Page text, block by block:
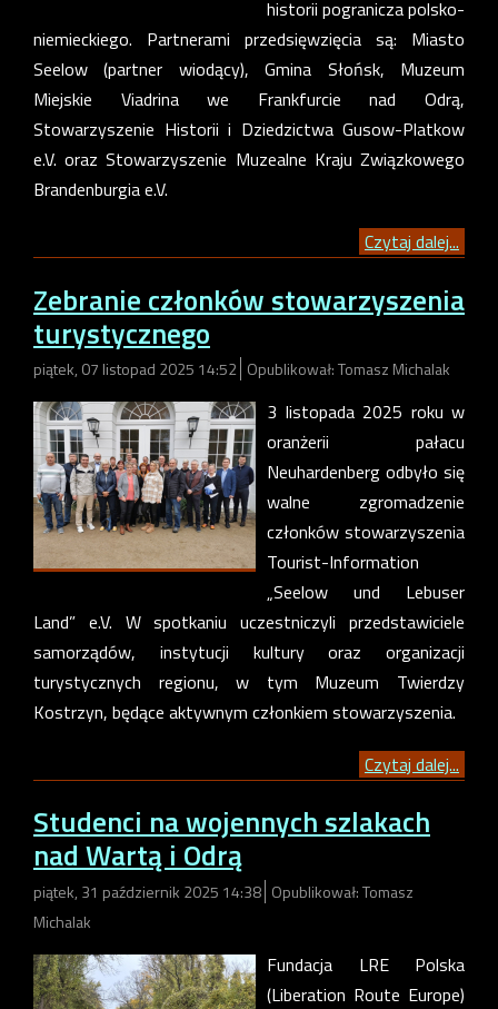
historii pogranicza polsko-
niemieckiego. Partnerami przedsięwzięcia są: Miasto
Seelow (partner wiodący), Gmina Słońsk, Muzeum
Miejskie Viadrina we Frankfurcie nad Odrą,
Stowarzyszenie Historii i Dziedzictwa Gusow-Platkow
e.V. oraz Stowarzyszenie Muzealne Kraju Związkowego
Brandenburgia e.V.
Czytaj dalej...
Zebranie członków stowarzyszenia
turystycznego
piątek, 07 listopad 2025 14:52 Opublikował: Tomasz Michalak
3 listopada 2025 roku w
oranżerii pałacu
Neuhardenberg odbyło się
walne zgromadzenie
członków stowarzyszenia
Tourist-Information
„Seelow und Lebuser
Land” e.V. W spotkaniu uczestniczyli przedstawiciele
samorządów, instytucji kultury oraz organizacji
turystycznych regionu, w tym Muzeum Twierdzy
Kostrzyn, będące aktywnym członkiem stowarzyszenia.
Czytaj dalej...
Studenci na wojennych szlakach
nad Wartą i Odrą
piątek, 31 październik 2025 14:38 Opublikował: Tomasz
Michalak
Fundacja LRE Polska
(Liberation Route Europe)